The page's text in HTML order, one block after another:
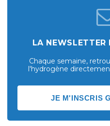
LA NEWSLETTER
Chaque semaine,
l'hydrogène
JE M'INSCRIS